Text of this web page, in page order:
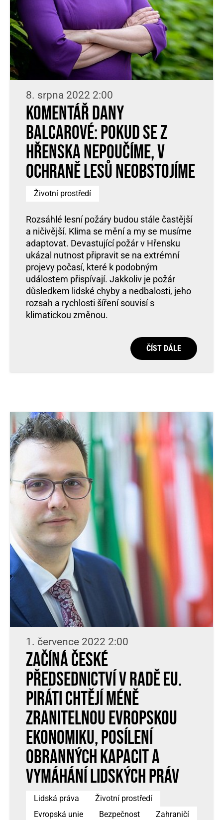
8. srpna 2022 2:00
Komentář Dany
Balcarové: Pokud se z
Hřenska nepoučíme, v
ochraně lesů neobstojíme
Životní prostředí
Rozsáhlé lesní požáry budou stále častější
a ničivější. Klima se mění a my se musíme
adaptovat. Devastující požár v Hřensku
ukázal nutnost připravit se na extrémní
projevy počasí, které k podobným
událostem přispívají. Jakkoliv je požár
důsledkem lidské chyby a nedbalosti, jeho
rozsah a rychlosti šíření souvisí s
klimatickou změnou.
ČÍST DÁLE
1. července 2022 2:00
Začíná české
předsednictví v Radě EU.
Piráti chtějí méně
zranitelnou evropskou
ekonomiku, posílení
obranných kapacit a
vymáhání lidských práv
Lidská práva
Životní prostředí
Evropská unie
Bezpečnost Zahraničí